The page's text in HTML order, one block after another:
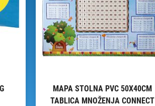
MAPA STOLNA PVC 50X40CM
TABLICA MNOŽENJA CONNECT